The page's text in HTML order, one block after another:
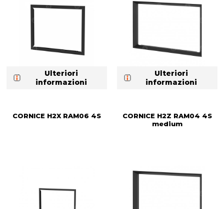
Ulteriori
informazioni
Ulteriori
informazioni
CORNICE H2X RAM06 4S
CORNICE H2Z RAM04 4S
medium